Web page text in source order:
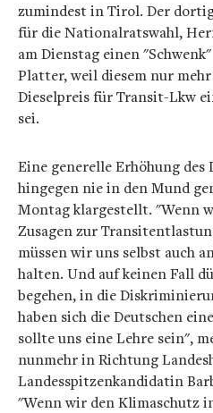
zumindest in Tirol. Der
für die Nationalratswahl,
am Dienstag einen
Platter, weil diesem nur
Dieselpreis für Transit-Lkw
sei.
Eine generelle Erhöhung des
hingegen nie in den Mund
Montag klargestellt. "Wenn
Zusagen zur
müssen wir uns selbst auch
halten. Und auf keinen Fall
begehen, in die
haben sich die Deutschen
sollte uns eine Lehre sein",
nunmehr in Richtung
Landesspitzenkandidatin
"Wenn wir den Klimaschutz